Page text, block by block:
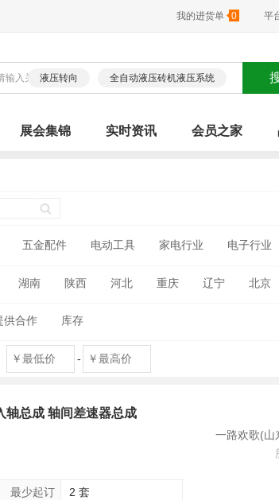
我的进货单 0 平
液压转向 全自动液压砖机液压系统
展会集锦 实时资讯 会员之家
五金配件 电动工具 家电行业 电子行业
湖南 陕西 河北 重庆 辽宁 北京
供合作 库存
-
轴总成 轴间差速器总成
最少起订
2 套
一路欢歌(山